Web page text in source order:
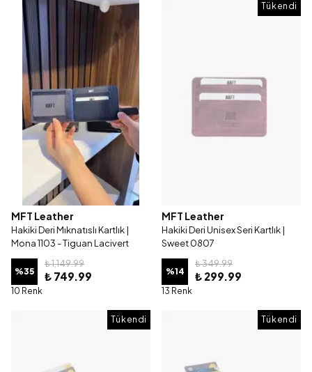
MFT Leather
Hakiki Deri Mıknatıslı Kartlık |
Mona 1103 - Tiguan Lacivert
%35
₺ 1,149.99
₺ 749.99
10 Renk
Tükendi
MFT Leather
Hakiki Deri Unisex Seri Kartlık |
Sweet 0807
%14
₺ 349.99
₺ 299.99
13 Renk
Tükendi Tükendi